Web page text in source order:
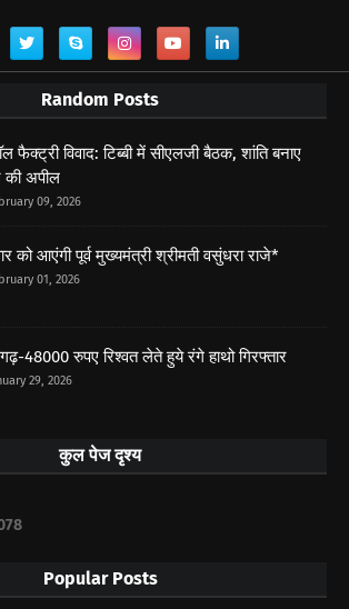
Random Posts
फैक्ट्री विवाद: टिब्बी में सीएलजी बैठक, शांति बनाए
अपील
09, 2026
को आएंगी पूर्व मुख्यमंत्री श्रीमती वसुंधरा राजे*
01, 2026
48000 रुपए रिश्वत लेते हुये रंगे हाथो गिरफ्तार
29, 2026
कुल पेज दृश्य
78
Popular Posts